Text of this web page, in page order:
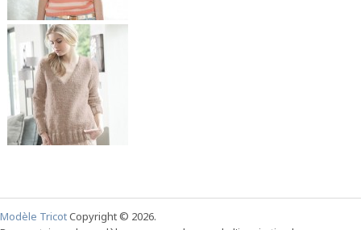
Modèle TricotCopyright © 2026.